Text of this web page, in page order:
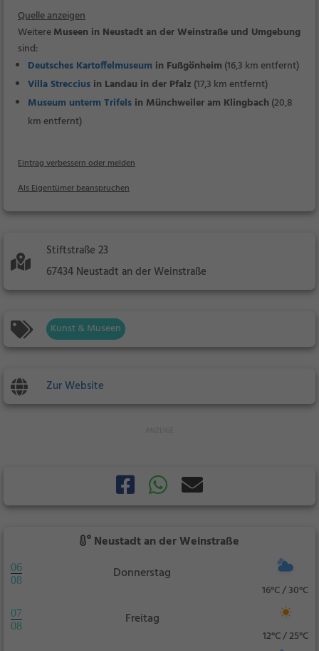
Quelle anzeigen
WeitereMuseen in Neustadt an der Weinstraße und Umgebung
sind:
Deutsches Kartoffelmuseum in Fußgönheim (16,3 km entfernt)
Villa Streccius in Landau in der Pfalz (17,3 km entfernt)
Museum unterm Trifels in Münchweiler am Klingbach (20,8
km entfernt)
Eintrag verbessern oder melden
Als Eigentümer beanspruchen
Stiftstraße 23
67434 Neustadt an der Weinstraße
Kunst & Museen
Zur Website
Neustadt an der Weinstraße
06
08
Donnerstag
16°C / 30°C
07
08
Freitag
12°C / 25°C